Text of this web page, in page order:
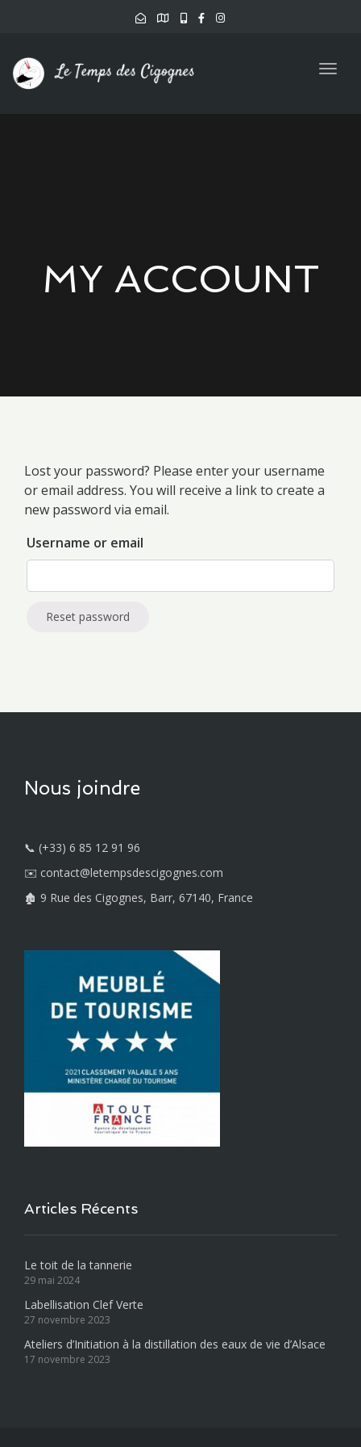
MY ACCOUNT
Lost your password? Please enter your username
or email address. You will receive a link to create a
new password via email.
Username or email
Reset password
Nous joindre
📞 (+33) 6 85 12 91 96
✉️ contact@letempsdescigognes.com
🏚️ 9 Rue des Cigognes, Barr, 67140, France
Articles Récents
Le toit de la tannerie
29 mai 2024
Labellisation Clef Verte
27 novembre 2023
Ateliers d’Initiation à la distillation des eaux de vie d’Alsace
17 novembre 2023